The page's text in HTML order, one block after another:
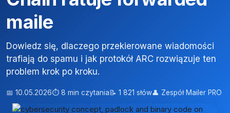
maile
Dowiedz się, dlaczego przekierowane wiadomości
trafiają do spamu i jak protokół ARC rozwiązuje ten
problem krok po kroku.
📅 10.05.2026⏱ 8 min czytania📝 1 821 słów👤 Zespół Mailer PRO